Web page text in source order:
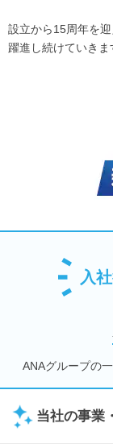
設立から15周年を
躍進し続けていきま
入
ANAグループの
当社の事業